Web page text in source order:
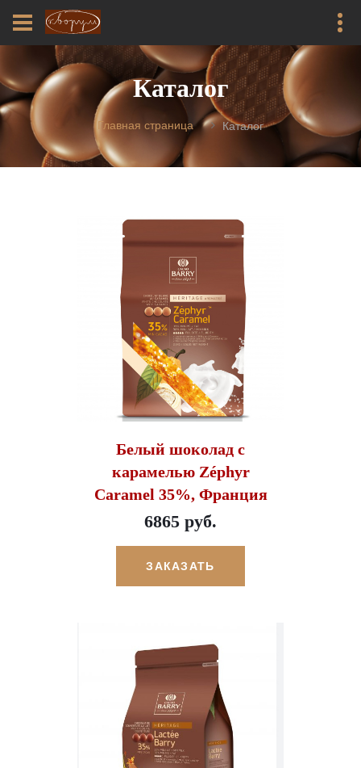
Каталог
Главная страница Каталог
Белый шоколад с
карамелью Zéphyr
Caramel 35%, Франция
6865 руб.
ЗАКАЗАТЬ